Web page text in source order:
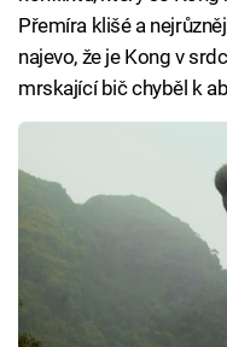
Přemíra klišé a
najevo, že je Kong v
mrskající bič chyběl k